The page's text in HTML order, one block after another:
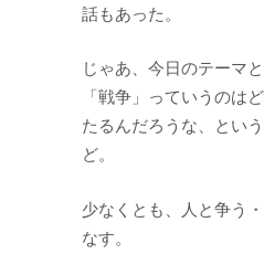
話もあった。
じゃあ、今日のテーマと
「戦争」っていうのは
たるんだろうな、とい
ど。
少なくとも、人と争う
なす。